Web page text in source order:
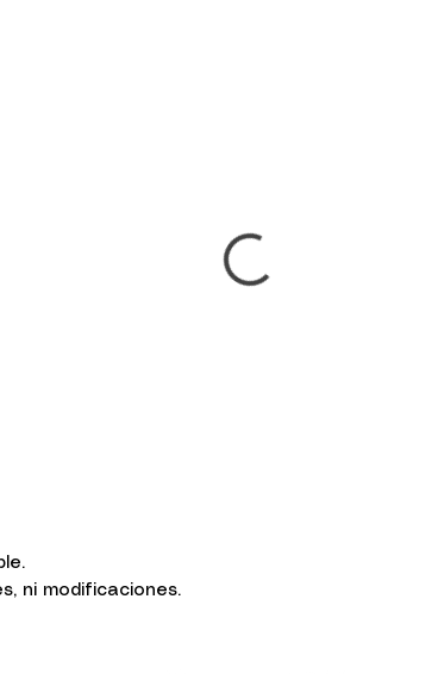
ni modificaciones.